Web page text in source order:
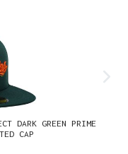
DARK GREEN PRIME
CAP